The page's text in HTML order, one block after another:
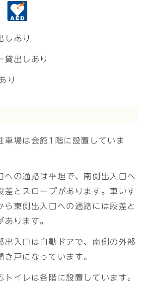
しあり
貸出しあり
り
車場は会館1階に設置していま
への通路は平坦で、南側出入口へ
差とスロープがあります。車いす
ら東側出入口への通路には段差と
あります。
出入口は自動ドアで、南側の外部
き戸になっています。
トイレは各階に設置しています。